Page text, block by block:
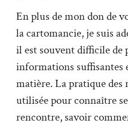
En plus de mon don de
la cartomancie, je suis
il est souvent difficile de
informations suffisantes
matière. La pratique des
utilisée pour connaître
rencontre, savoir